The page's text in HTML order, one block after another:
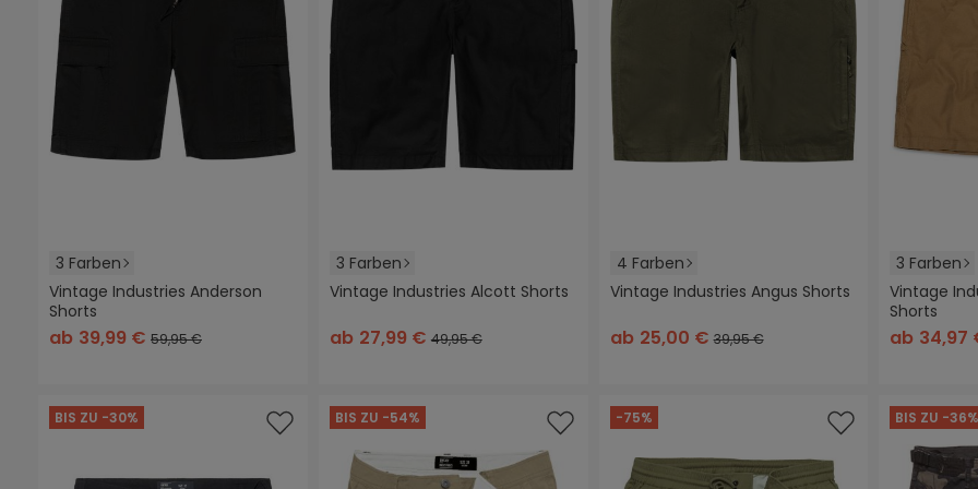
3 Farben
schwarzdunkles khaki
Vintage Industries Anderson
Shorts
ab 39,99 € 59,95 €
3 Farben
schwarzsand
Vintage Industries Alcott Shorts
ab 27,99 € 49,95 €
4 Farben
schwarzbraun
Vintage Industries Angus Shorts
ab 25,00 €39,95 €
3 Farben
schwarz
Vintage
Shorts
ab
BIS ZU -30% BIS ZU -54% -75% BIS ZU -36%